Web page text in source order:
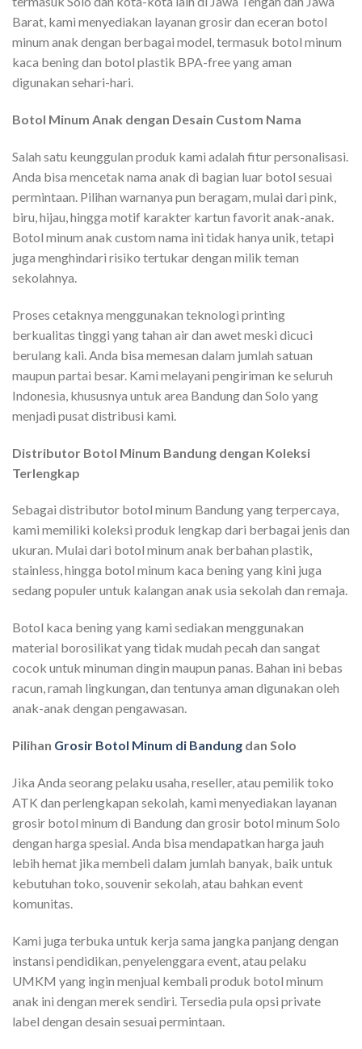
Barat, kami menyediakan layanan grosir dan eceran botol
minum anak dengan berbagai model, termasuk botol minum
kaca bening dan botol plastik BPA-free yang aman
digunakan sehari-hari.
Botol Minum Anak dengan Desain Custom Nama
Salah satu keunggulan produk kami adalah fitur personalisasi.
Anda bisa mencetak nama anak di bagian luar botol sesuai
permintaan. Pilihan warnanya pun beragam, mulai dari pink,
biru, hijau, hingga motif karakter kartun favorit anak-anak.
Botol minum anak custom nama ini tidak hanya unik, tetapi
juga menghindari risiko tertukar dengan milik teman
sekolahnya.
Proses cetaknya menggunakan teknologi printing
berkualitas tinggi yang tahan air dan awet meski dicuci
berulang kali. Anda bisa memesan dalam jumlah satuan
maupun partai besar. Kami melayani pengiriman ke seluruh
Indonesia, khususnya untuk area Bandung dan Solo yang
menjadi pusat distribusi kami.
Distributor Botol Minum Bandung dengan Koleksi
Terlengkap
Sebagai distributor botol minum Bandung yang terpercaya,
kami memiliki koleksi produk lengkap dari berbagai jenis dan
ukuran. Mulai dari botol minum anak berbahan plastik,
stainless, hingga botol minum kaca bening yang kini juga
sedang populer untuk kalangan anak usia sekolah dan remaja.
Botol kaca bening yang kami sediakan menggunakan
material borosilikat yang tidak mudah pecah dan sangat
cocok untuk minuman dingin maupun panas. Bahan ini bebas
racun, ramah lingkungan, dan tentunya aman digunakan oleh
anak-anak dengan pengawasan.
Pilihan Grosir Botol Minum di Bandung dan Solo
Jika Anda seorang pelaku usaha, reseller, atau pemilik toko
ATK dan perlengkapan sekolah, kami menyediakan layanan
grosir botol minum di Bandung dan grosir botol minum Solo
dengan harga spesial. Anda bisa mendapatkan harga jauh
lebih hemat jika membeli dalam jumlah banyak, baik untuk
kebutuhan toko, souvenir sekolah, atau bahkan event
komunitas.
Kami juga terbuka untuk kerja sama jangka panjang dengan
instansi pendidikan, penyelenggara event, atau pelaku
UMKM yang ingin menjual kembali produk botol minum
anak ini dengan merek sendiri. Tersedia pula opsi private
label dengan desain sesuai permintaan.